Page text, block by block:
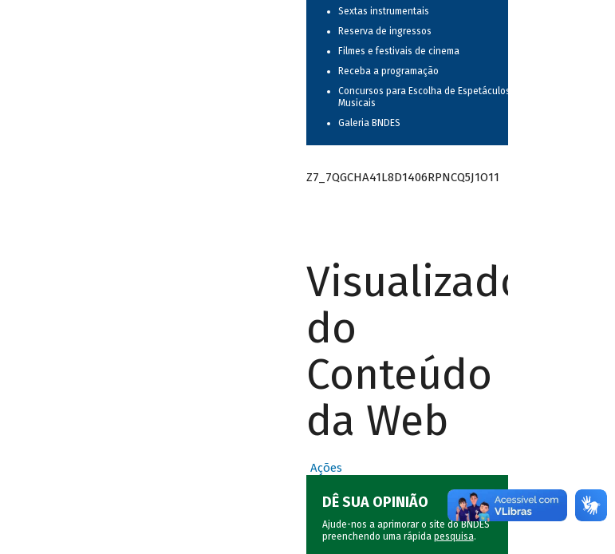
Sextas instrumentais
Reserva de ingressos
Filmes e festivais de cinema
Receba a programação
Concursos para Escolha de Espetáculos
Musicais
Galeria BNDES
Z7_7QGCHA41L8D1406RPNCQ5J1O11
Visualizador
do
Conteúdo
da Web
Ações
DÊ SUA OPINIÃO
Ajude-nos a aprimorar o site do BNDES
preenchendo uma rápida pesquisa.